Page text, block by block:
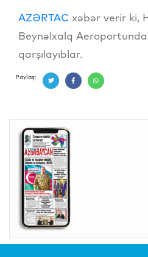
AZƏRTAC xəbər verir ki,
Beynəlxalq
qarşılayıblar.
Paylaş: